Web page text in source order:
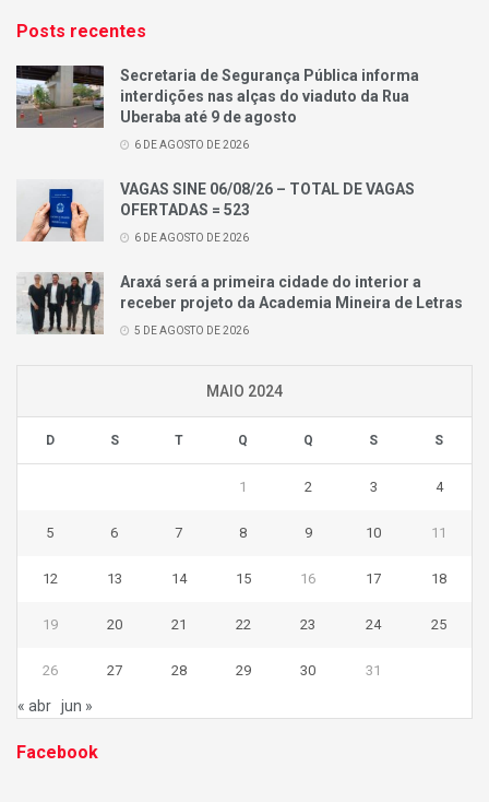
Posts recentes
Secretaria de Segurança Pública informa
interdições nas alças do viaduto da Rua
Uberaba até 9 de agosto
6 DE AGOSTO DE 2026
VAGAS SINE 06/08/26 – TOTAL DE VAGAS
OFERTADAS = 523
6 DE AGOSTO DE 2026
Araxá será a primeira cidade do interior a
receber projeto da Academia Mineira de Letras
5 DE AGOSTO DE 2026
MAIO 2024
D S T Q Q S S
1 2 3 4
5 6 7 8 9 10 11
12 13 14 15 16 17 18
19 20 21 22 23 24 25
26 27 28 29 30 31
« abr jun »
Facebook